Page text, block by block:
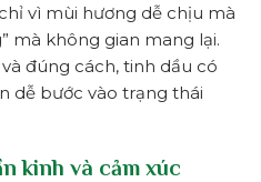
vì mùi hương dễ chịu mà
mà không gian mang lại.
đúng cách, tinh dầu có
dễ bước vào trạng thái
kinh và cảm xúc